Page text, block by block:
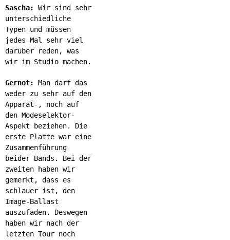
Sascha:
Wir sind sehr
unterschiedliche
Typen und müssen
jedes Mal sehr viel
darüber reden, was
wir im Studio machen.
Gernot:
Man darf das
weder zu sehr auf den
Apparat-, noch auf
den Modeselektor-
Aspekt beziehen. Die
erste Platte war eine
Zusammenführung
beider Bands. Bei der
zweiten haben wir
gemerkt, dass es
schlauer ist, den
Image-Ballast
auszufaden. Deswegen
haben wir nach der
letzten Tour noch